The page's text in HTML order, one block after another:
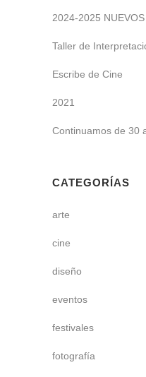
2024-2025
Taller de
Escribe de Cine
2021
Continuamos de 30
CATEGORÍAS
arte
cine
diseño
eventos
festivales
fotografía